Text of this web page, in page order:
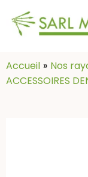
Accueil
Nos
ACCESSOIRES